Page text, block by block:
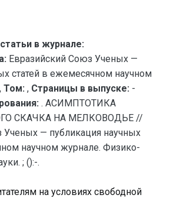
в журнале:
Евразийский Союз Ученых —
статей в ежемесячном научном
, Том: , Страницы в выпуске: -
. АСИМПТОТИКА
СКАЧКА НА МЕЛКОВОДЬЕ //
Ученых — публикация научных
научном журнале. Физико-
; ():-.
на условиях свободной